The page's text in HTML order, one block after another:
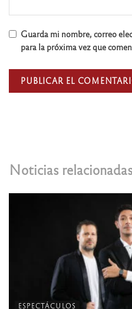
Noticias relacionadas
ESPECTÁCULOS
Guarda mi nombre, correo
para la próxima vez que